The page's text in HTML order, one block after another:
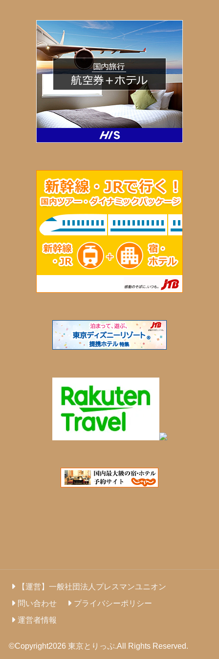
【運営】一般社団法人プレスマンユニオン
問い合わせ
プライバシーポリシー
運営者情報
©Copyright2026 東京とりっぷ.All Rights Reserved.